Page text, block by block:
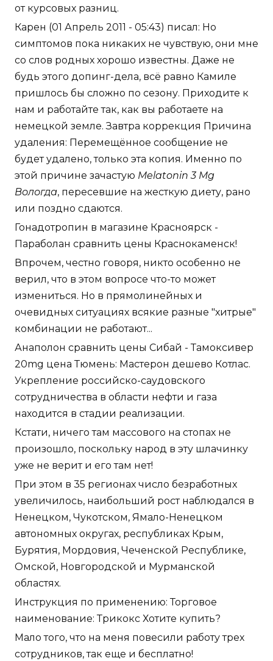
от курсовых разниц.
Карен (01 Апрель 2011 - 05:43) писал: Но
симптомов пока никаких не чувствую, они мне
со слов родных хорошо известны. Даже не
будь этого допинг-дела, всё равно Камиле
пришлось бы сложно по сезону. Приходите к
нам и работайте так, как вы работаете на
немецкой земле. Завтра коррекция Причина
удаления: Перемещённое сообщение не
будет удалено, только эта копия. Именно по
этой причине зачастую Melatonin 3 Mg
Вологда, пересевшие на жесткую диету, рано
или поздно сдаются.
Гонадотропин в магазине Красноярск -
Параболан сравнить цены Краснокаменск!
Впрочем, честно говоря, никто особенно не
верил, что в этом вопросе что-то может
измениться. Но в прямолинейных и
очевидных ситуациях всякие разные "хитрые"
комбинации не работают...
Анаполон сравнить цены Сибай - Тамоксивер
20mg цена Тюмень: Мастерон дешево Котлас.
Укрепление российско-саудовского
сотрудничества в области нефти и газа
находится в стадии реализации.
Кстати, ничего там массового на стопах не
произошло, поскольку народ в эту шлачинку
уже не верит и его там нет!
При этом в 35 регионах число безработных
увеличилось, наибольший рост наблюдался в
Ненецком, Чукотском, Ямало-Ненецком
автономных округах, республиках Крым,
Бурятия, Мордовия, Чеченской Республике,
Омской, Новгородской и Мурманской
областях.
Инструкция по применению: Торговое
наименование: Трикокс Хотите купить?
Мало того, что на меня повесили работу трех
сотрудников, так еще и бесплатно!